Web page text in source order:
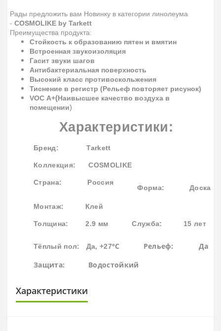
Рады предложить вам Новинку в категории линолеума
- COSMOLIKE by Tarkett
Преимущества продукта:
Стойкость к образованию пятен и вмятин
Встроенная звукоизоляция
Гасит звуки шагов
Антибактериальная поверхность
Высокий класс противоскольжения
Тиснение в регистр (Рельеф повторяет рисунок)
VOC A+(Наивысшее качество воздуха в
помещении)
Характеристики:
Бренд: Tarkett
Коллекция: COSMOLIKE
Страна: Россия
Форма: Доска
Монтаж: Клей
Толщина: 2.9 мм Служба: 15 лет
Тёплый пол: Да, +27°С
Рельеф: Да
Защита: Водостойкий
Характеристики